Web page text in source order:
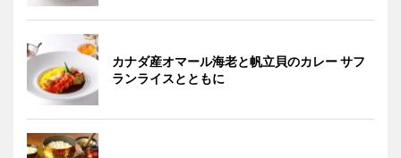
カナダ産オマール海老と帆立貝のカレー サフ
ランライスとともに